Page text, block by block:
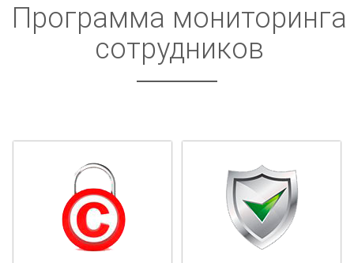
Программа мониторинга
сотрудников